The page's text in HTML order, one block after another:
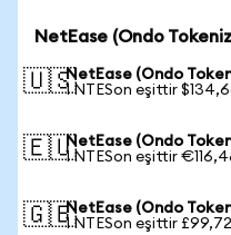
NetEase (Ondo
🇺🇸NetEase (Ondo
1 NTESon eşittir
🇪🇺NetEase (Ondo
1 NTESon eşittir
🇬🇧NetEase (Ondo
1 NTESon eşittir £99,72